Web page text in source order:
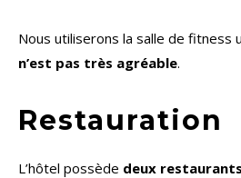
Nous utiliserons la salle de fitness
n’est pas très agréable.
Restauration
L’hôtel possède deux